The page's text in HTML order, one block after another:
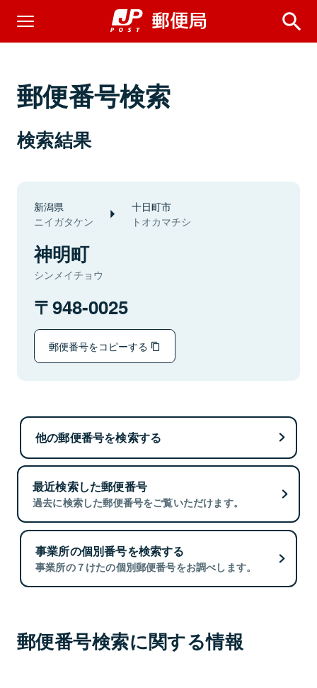
郵便番号検索
検索結果
新潟県
ニイガタケン
十日町市
トオカマチシ
神明町
シンメイチョウ
948-0025
郵便番号をコピーする
他の郵便番号を検索する
最近検索した郵便番号
過去に検索した郵便番号をご覧いただけます。
事業所の個別番号を検索する
事業所の７けたの個別郵便番号をお調べします。
郵便番号検索に関する情報